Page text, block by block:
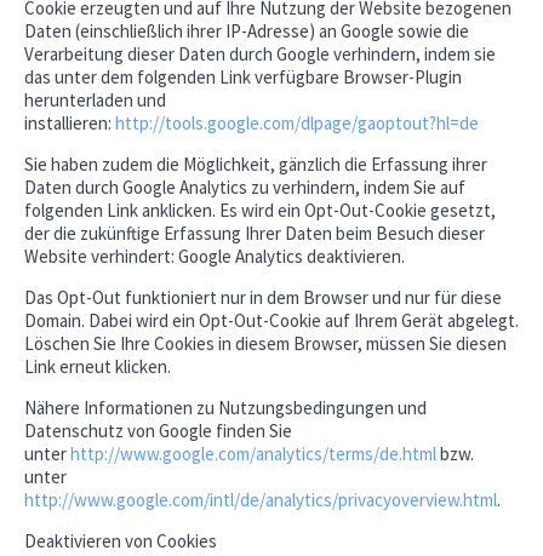
Cookie erzeugten und auf Ihre Nutzung der Website bezogenen
Daten (einschließlich ihrer IP-Adresse) an Google sowie die
Verarbeitung dieser Daten durch Google verhindern, indem sie
das unter dem folgenden Link verfügbare Browser-Plugin
herunterladen und
installieren: http://tools.google.com/dlpage/gaoptout?hl=de
Sie haben zudem die Möglichkeit, gänzlich die Erfassung ihrer
Daten durch Google Analytics zu verhindern, indem Sie auf
folgenden Link anklicken. Es wird ein Opt-Out-Cookie gesetzt,
der die zukünftige Erfassung Ihrer Daten beim Besuch dieser
Website verhindert: Google Analytics deaktivieren.
Das Opt-Out funktioniert nur in dem Browser und nur für diese
Domain. Dabei wird ein Opt-Out-Cookie auf Ihrem Gerät abgelegt.
Löschen Sie Ihre Cookies in diesem Browser, müssen Sie diesen
Link erneut klicken.
Nähere Informationen zu Nutzungsbedingungen und
Datenschutz von Google finden Sie
unterhttp://www.google.com/analytics/terms/de.htmlbzw.
unter
http://www.google.com/intl/de/analytics/privacyoverview.html.
Deaktivieren von Cookies